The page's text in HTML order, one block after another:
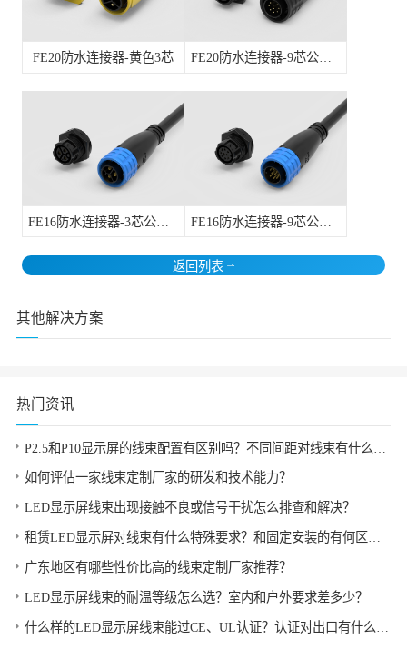
FE20防水连接器-黄色3芯
FE16防水连接器-3芯公头/母座
返回列表
其他解决方案
热门资讯
如何评估一家线束定制厂家的研发和技术能力？
LED显示屏线束出现接触不良或信号干扰怎么排查和解决？
租赁LED显示屏对线束有什么特殊要求？和固定安装的有何区别？
广东地区有哪些性价比高的线束定制厂家推荐？
LED显示屏线束的耐温等级怎么选？室内和户外要求差多少？